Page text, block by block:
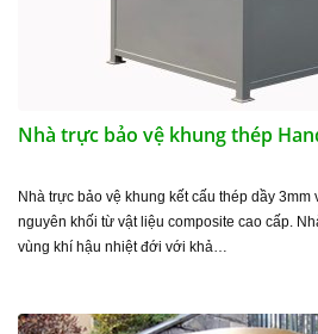
Nhà trực bảo vệ khung thép
Nhà trực bảo vệ khung kết cấu thép dầy 3mm
nguyên khối từ vật liệu composite cao cấp.
vùng khí hậu nhiệt đới với khả…